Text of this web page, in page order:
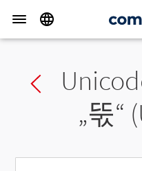
Previous char
„뚟“